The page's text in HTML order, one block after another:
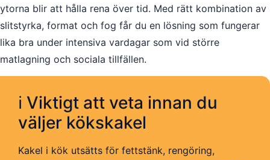
ytorna blir att hålla rena över tid. Med rätt kombination av
slitstyrka, format och fog får du en lösning som fungerar
lika bra under intensiva vardagar som vid större
matlagning och sociala tillfällen.
ℹ️ Viktigt att veta innan du
väljer kökskakel
Kakel i kök utsätts för fettstänk, rengöring,